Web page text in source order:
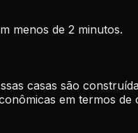
menos de 2 minutos.
casas são
em termos